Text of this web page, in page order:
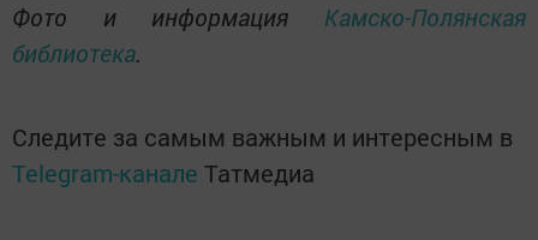
Фото и информация Камско-Полянская
библиотека.
Следите за самым важным и интересным в
Telegram-канале Татмедиа